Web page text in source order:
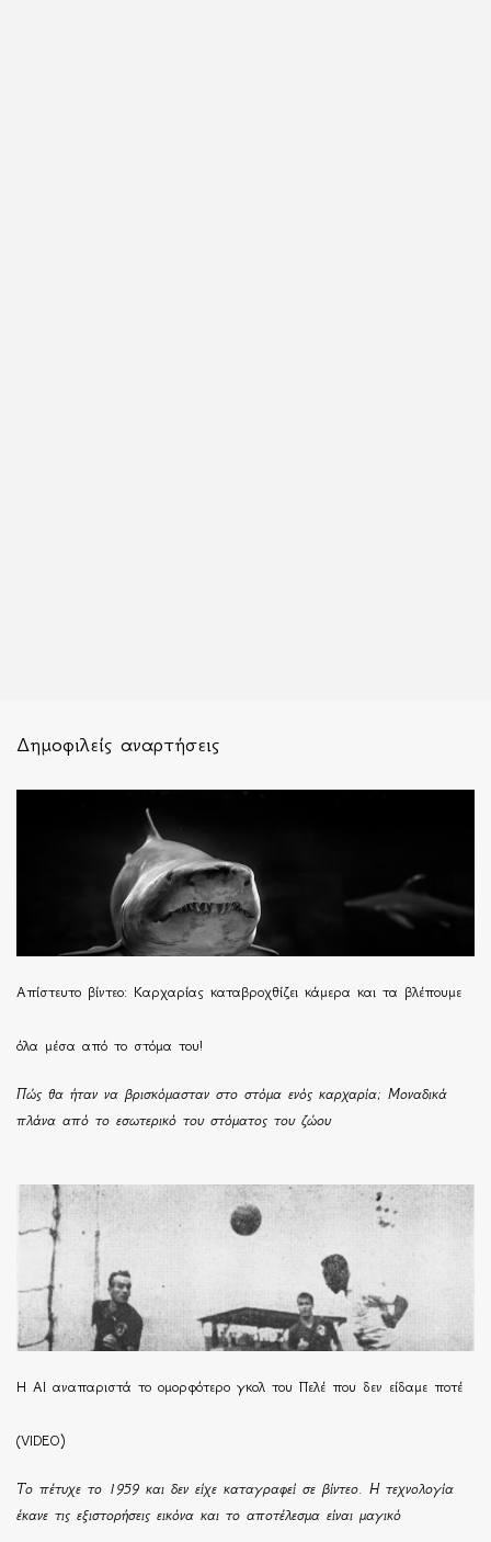
Δημοφιλείς αναρτήσεις
Απίστευτο βίντεο: Καρχαρίας καταβροχθίζει κάμερα και τα βλέπουμε
όλα μέσα από το στόμα του!
Πώς θα ήταν να βρισκόμασταν στο στόμα ενός καρχαρία; Μοναδικά
πλάνα από το εσωτερικό του στόματος του ζώου
Η ΑΙ αναπαριστά το ομορφότερο γκολ του Πελέ που δεν είδαμε ποτέ
(VIDEO)
Το πέτυχε το 1959 και δεν είχε καταγραφεί σε βίντεο. Η τεχνολογία
έκανε τις εξιστορήσεις εικόνα και το αποτέλεσμα είναι μαγικό